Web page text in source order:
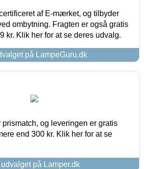
af E-mærket, og tilbyder
ombytning. Fragten er også gratis
kr. Klik her for at se deres udvalg.
på LampeGuru.dk
prismatch, og leveringen er gratis
end 300 kr. Klik her for at se
på Lamper.dk